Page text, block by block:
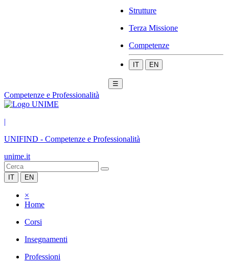
Strutture
Terza Missione
Competenze
IT EN
☰
Competenze e Professionalità
|
UNIFIND - Competenze e Professionalità
unime.it
IT EN
×
Home
Corsi
Insegnamenti
Professioni